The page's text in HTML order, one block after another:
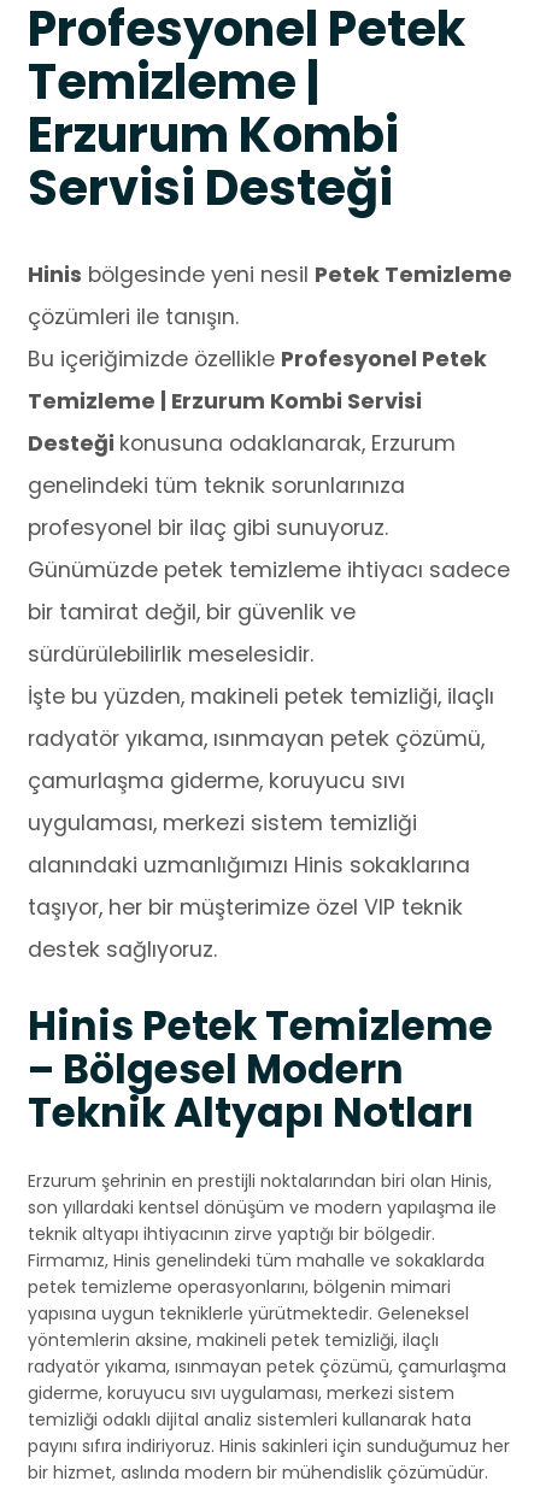
Profesyonel Petek
Temizleme |
Erzurum Kombi
Servisi Desteği
Hinis bölgesinde yeni nesil Petek Temizleme
çözümleri ile tanışın.
Bu içeriğimizde özellikle Profesyonel Petek
Temizleme | Erzurum Kombi Servisi
Desteği konusuna odaklanarak, Erzurum
genelindeki tüm teknik sorunlarınıza
profesyonel bir ilaç gibi sunuyoruz.
Günümüzde petek temizleme ihtiyacı sadece
bir tamirat değil, bir güvenlik ve
sürdürülebilirlik meselesidir.
İşte bu yüzden, makineli petek temizliği, ilaçlı
radyatör yıkama, ısınmayan petek çözümü,
çamurlaşma giderme, koruyucu sıvı
uygulaması, merkezi sistem temizliği
alanındaki uzmanlığımızı Hinis sokaklarına
taşıyor, her bir müşterimize özel VIP teknik
destek sağlıyoruz.
Hinis Petek Temizleme
– Bölgesel Modern
Teknik Altyapı Notları
Erzurum şehrinin en prestijli noktalarından biri olan Hinis,
son yıllardaki kentsel dönüşüm ve modern yapılaşma ile
teknik altyapı ihtiyacının zirve yaptığı bir bölgedir.
Firmamız, Hinis genelindeki tüm mahalle ve sokaklarda
petek temizleme operasyonlarını, bölgenin mimari
yapısına uygun tekniklerle yürütmektedir. Geleneksel
yöntemlerin aksine, makineli petek temizliği, ilaçlı
radyatör yıkama, ısınmayan petek çözümü, çamurlaşma
giderme, koruyucu sıvı uygulaması, merkezi sistem
temizliği odaklı dijital analiz sistemleri kullanarak hata
payını sıfıra indiriyoruz. Hinis sakinleri için sunduğumuz her
bir hizmet, aslında modern bir mühendislik çözümüdür.